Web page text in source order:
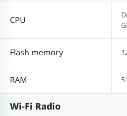
CPU
Flash memory
RAM
Wi-Fi Radio